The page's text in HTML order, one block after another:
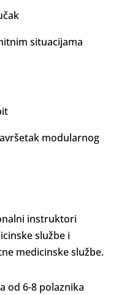
situacijama
modularnog
instruktori
službe i
medicinske službe.
od 6-8 polaznika